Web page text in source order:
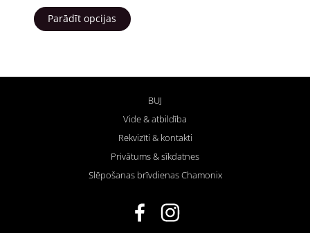
Parādīt opcijas
BUJ
Vide & atbildība
Rekvizīti & kontakti
Privātums & sīkdatnes
Slēpošanas brīvdienas Chamonix